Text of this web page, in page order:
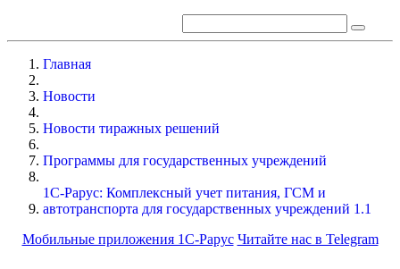
Главная
Новости
Новости тиражных решений
Программы для государственных учреждений
1С-Рарус: Комплексный учет питания, ГСМ и
автотранспорта для государственных учреждений 1.1
Мобильные приложения 1С-Рарус Читайте нас в Telegram